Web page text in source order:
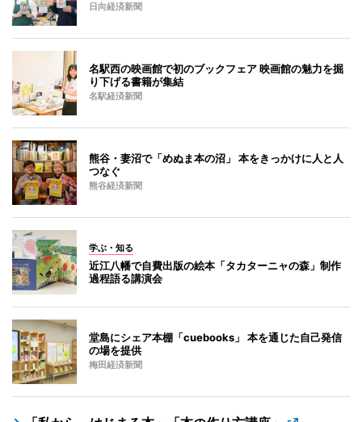
日向経済新聞
名駅西の映画館で初のブックフェア 映画館の魅力を掘
り下げる書籍が集結
名駅経済新聞
熊谷・妻沼で「めぬま本の沼」 本をきっかけに人と人
つなぐ
熊谷経済新聞
学ぶ・知る
近江八幡で自費出版の絵本「タカターニャの森」制作
過程語る講演会
堂島にシェア本棚「cuebooks」 本を通じた自己発信
の場を提供
梅田経済新聞